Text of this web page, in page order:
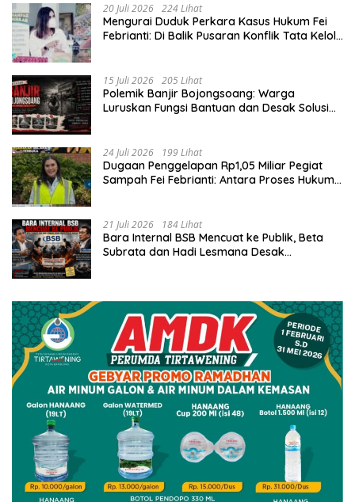
20 Juli 2026 224 Lihat
​Mengurai Duduk Perkara Kasus Hukum Fei
Febrianti: Di Balik Pusaran Konflik Tata Kelola
15 Juli 2026 205 Lihat
Polemik Banjir Bojongsoang: Warga
Luruskan Fungsi Bantuan dan Desak Solusi
24 Juli 2026 199 Lihat
Dugaan Penggelapan Rp1,05 Miliar Pegiat
Sampah Fei Febrianti: Antara Proses Hukum,
21 Juli 2026 184 Lihat
Bara Internal BSB Mencuat ke Publik, Beta
Subrata dan Hadi Lesmana Desak